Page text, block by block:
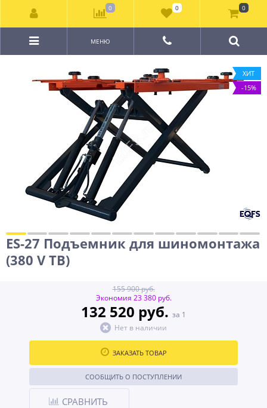
МЕНЮ
ХИТ
-15%
ES-27 Подъемник для шиномонтажа
(380 V ТВ)
155 900 руб.
Экономия 23 380 руб.
132 520 руб. за 1
Нет в наличии
ЗАКАЗАТЬ ТОВАР
СООБЩИТЬ О ПОСТУПЛЕНИИ
СРАВНИТЬ
0 0 0